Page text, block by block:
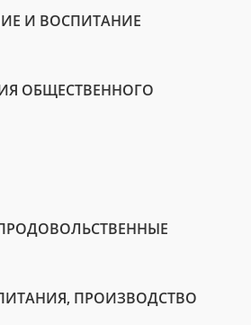
И ВОСПИТАНИЕ
ОБЩЕСТВЕННОГО
ПРОИЗВОДСТВО